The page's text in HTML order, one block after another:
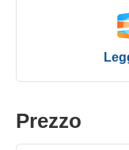
Prezzo